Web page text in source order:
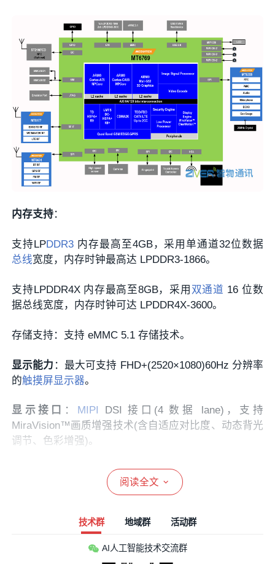
内存支持：
支持LPDDR3内存最高至4GB，采用单通道32位数据
总线宽度，内存时钟最高达 LPDDR3-1866。
支持LPDDR4X 内存最高至8GB，采用 双通道 16 位数
据总线宽度，内存时钟可达 LPDDR4X-3600。
存储支持：支持 eMMC 5.1 存储技术。
显示能力 ：最大可支持 FHD+(2520×1080)60Hz 分辨率
的触摸屏显示器。
显示接口 ： MIPI
DSI 接口(4 数据 lane)，支持
MiraVision™画质增强技术(含自适应对比度、动态背光
调节、色彩增强)。
：支持H.264, H.265/HEVC等，视频编码支
持 2K@30fps、1080P@60fps等;支持
阅读全文
技术群 地域群 活动群
AI人工智能技术交流群